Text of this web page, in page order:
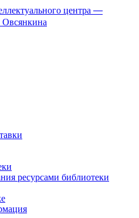
центра —
ресурсами библиотеки